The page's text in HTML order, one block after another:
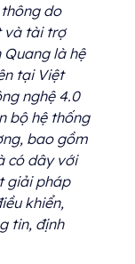
do
và tài trợ
Quang là hệ
tại Việt
nghệ 4.0
bộ hệ thống
bao gồm
có dây với
giải pháp
khiển,
tin, định